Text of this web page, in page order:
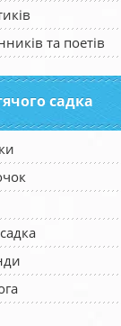
та поетів
садка